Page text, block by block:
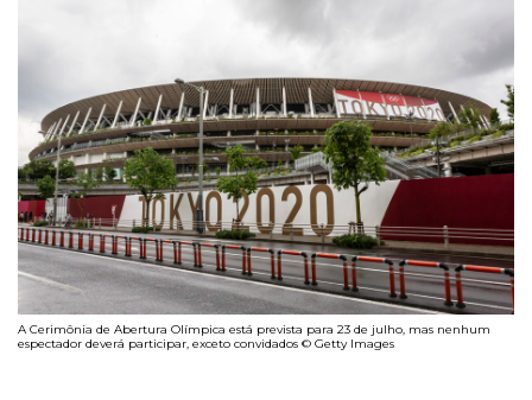
A Cerimônia de Abertura Olímpica está prevista para 23 de julho, mas nenhum
espectador deverá participar, exceto convidados © Getty Images